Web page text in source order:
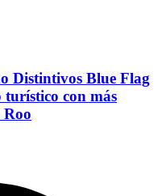
Distintivos Blue Flag
turístico con más